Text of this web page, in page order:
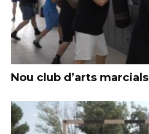
Nou club d’arts marcials